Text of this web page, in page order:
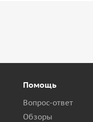
Помощь
Вопрос-ответ
Обзоры